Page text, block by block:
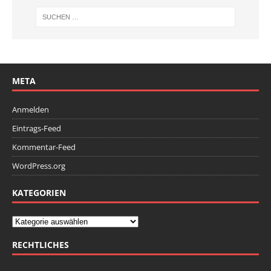
META
Anmelden
Eintrags-Feed
Kommentar-Feed
WordPress.org
KATEGORIEN
RECHTLICHES